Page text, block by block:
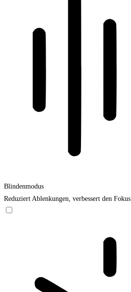
Blindenmodus
Reduziert Ablenkungen, verbessert den Fokus